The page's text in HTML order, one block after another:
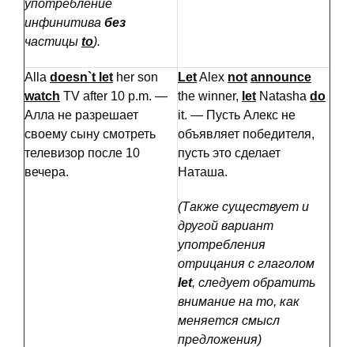
употребление
инфинитива без
частицы to).
Alla doesn`t let her son
watch TV after 10 p.m. —
Алла не разрешает
своему сыну смотреть
телевизор после 10
вечера.
LetAlex not announce
the winner, let Natasha do
it. — Пусть Алекс не
объявляет победителя,
пусть это сделает
Наташа.
(Также существует и
другой вариант
употребления
отрицания с глаголом
let, следует обратить
внимание на то, как
меняется смысл
предложения)